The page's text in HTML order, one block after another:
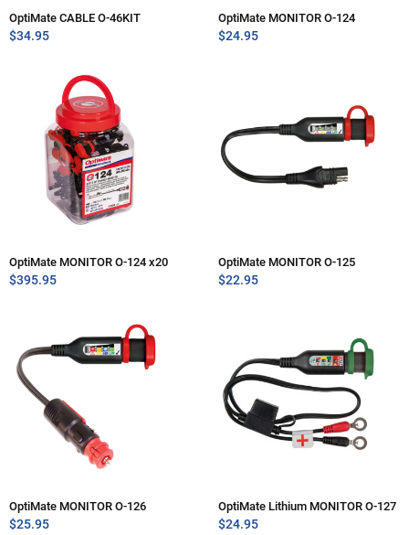
OptiMate CABLE O-46KIT
$34.95
OptiMate MONITOR O-124
$24.95
OptiMate MONITOR O-124 x20
$395.95
OptiMate MONITOR O-125
$22.95
OptiMate MONITOR O-126
$25.95
OptiMate Lithium MONITOR O-127
$24.95